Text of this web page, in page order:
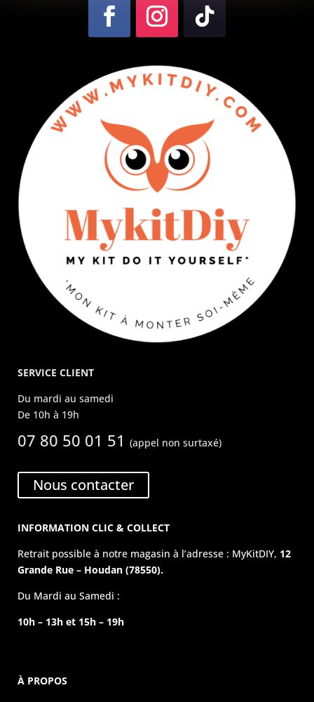
SERVICE CLIENT
Du mardi au samedi
De 10h à 19h
07 80 50 01 51(appel non surtaxé)
Nous contacter
INFORMATION CLIC & COLLECT
Retrait possible à notre magasin à l’adresse : MyKitDIY, 12
Grande Rue – Houdan (78550).
Du Mardi au Samedi :
10h – 13h et 15h – 19h
À PROPOS